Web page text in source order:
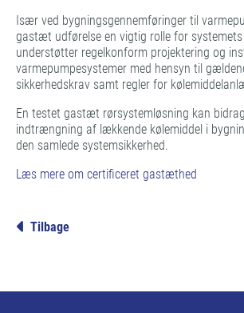
Især ved bygningsgennemføringer til
gastæt udførelse en vigtig rolle for systemets
understøtter regelkonform projektering og
varmepumpesystemer med hensyn til
sikkerhedskrav samt regler for
En testet gastæt rørsystemløsning kan
indtrængning af lækkende kølemiddel i
den samlede systemsikkerhed.
Læs mere om certificeret gastæthed
Tilbage